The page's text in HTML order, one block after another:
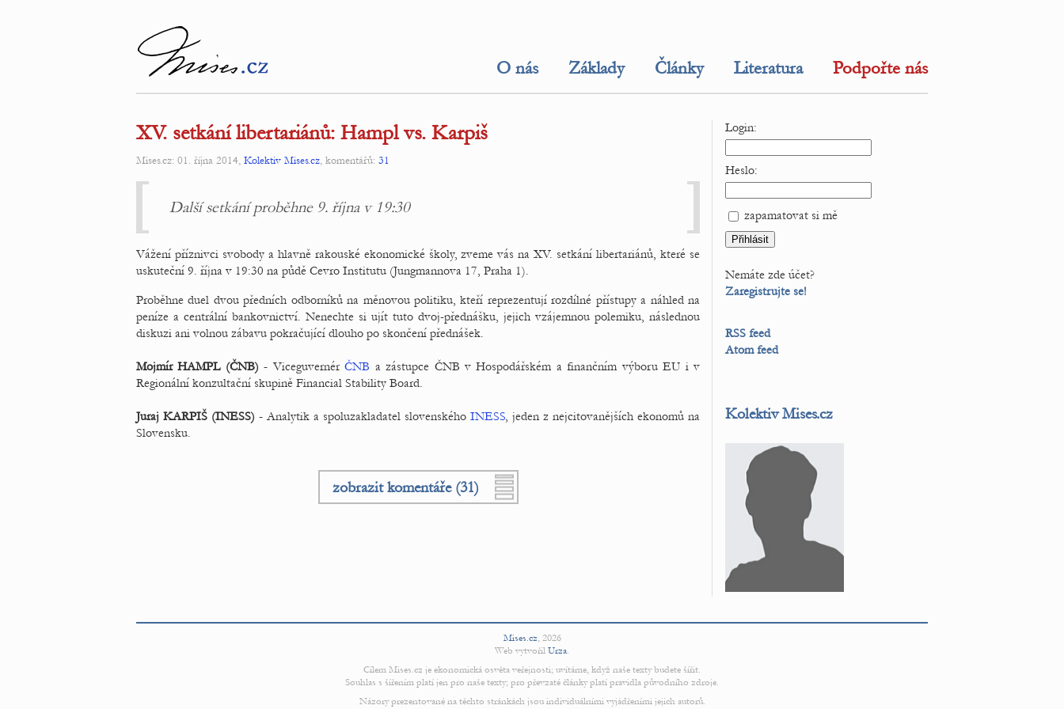
O nás Základy Články Literatura Podpořte nás
XV. setkání libertariánů: Hampl vs. Karpiš
Mises.cz: 01. října 2014, Kolektiv Mises.cz, komentářů: 31
Další setkání proběhne 9. října v 19:30
Vážení příznivci svobody a hlavně rakouské ekonomické školy, zveme vás na XV. setkání libertariánů, které se
uskuteční 9. října v 19:30 na půdě Cevro Institutu (Jungmannova 17, Praha 1).
Proběhne duel dvou předních odborníků na měnovou politiku, kteří reprezentují rozdílné přístupy a náhled na
peníze a centrální bankovnictví. Nenechte si ujít tuto dvoj-přednášku, jejich vzájemnou polemiku, následnou
diskuzi ani volnou zábavu pokračující dlouho po skončení přednášek.
Mojmír HAMPL (ČNB) - ViceguvernérČNB a zástupce ČNB v Hospodářském a finančním výboru EU i v
Regionální konzultační skupině Financial Stability Board.
Juraj KARPIŠ (INESS) - Analytik a spoluzakladatel slovenského INESS, jeden z nejcitovanějších ekonomů na
Slovensku.
zobrazit komentáře (31)
Login:
Heslo:
zapamatovat si mě
Nemáte zde účet?
Zaregistrujte se!
RSS feed
Atom feed
Kolektiv Mises.cz
Mises.cz, 2026
Web vytvořil Urza.
Cílem Mises.cz je ekonomická osvěta veřejnosti; uvítáme, když naše texty budete šířit.
Souhlas s šířením platí jen pro naše texty; pro převzaté články platí pravidla původního zdroje.
Názory prezentované na těchto stránkách jsou individuálními vyjádřeními jejich autorů.